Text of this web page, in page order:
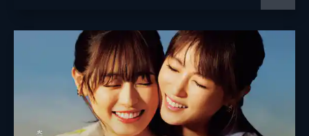
（三浦翔平）の自宅へ。２人はいい雰囲気に
なるが、最上の携帯が鳴り…。
第６話 彼氏がサギ師!?蘇る過去！
最上（三浦翔平）の両親の入院により、ミチ
コ（深田恭子）との同棲は延期に。後日、
「ひまわり」に来店した最上はミチコを前に
原作 中原アヤ
河合勇人
福田亮介
月川翔